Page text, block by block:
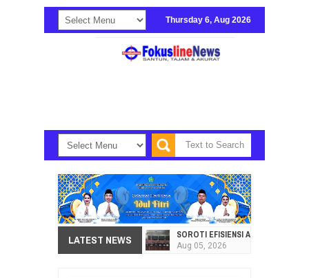
Thursday 6, Aug 2026
LATEST NEWS SOROTI EFISIENSI APBD, DPRD
Aug 05, 2026